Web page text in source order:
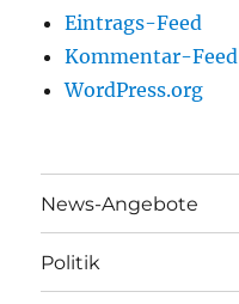
Eintrags-Feed
Kommentar-Feed
WordPress.org
News-Angebote
Politik